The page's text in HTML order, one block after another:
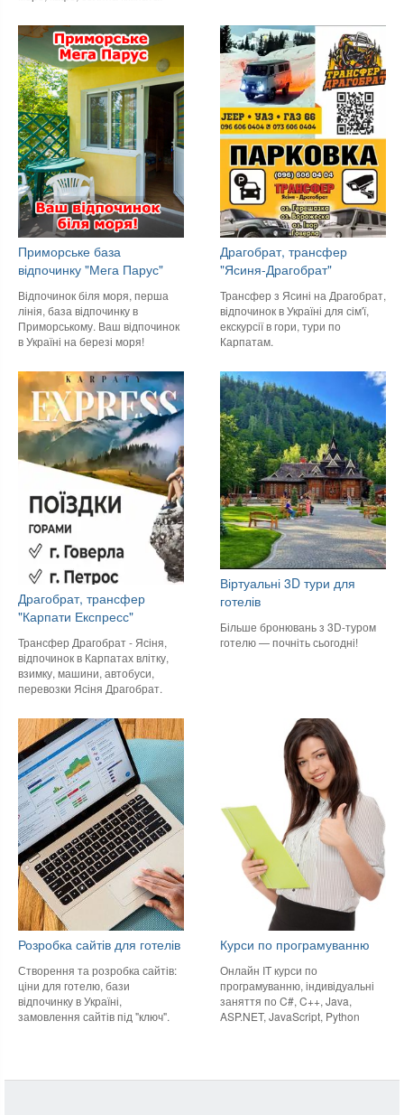
Приморське база
відпочинку "Мега Парус"
Відпочинок біля моря, перша
лінія, база відпочинку в
Приморському. Ваш відпочинок
в Україні на березі моря!
Драгобрат, трансфер
"Ясиня-Драгобрат"
Трансфер з Ясині на Драгобрат,
відпочинок в Україні для сім'ї,
екскурсії в гори, тури по
Карпатам.
Драгобрат, трансфер
"Карпати Експресс"
Трансфер Драгобрат - Ясіня,
відпочинок в Карпатах влітку,
взимку, машини, автобуси,
перевозки Ясіня Драгобрат.
Віртуальні 3D тури для
готелів
Більше бронювань з 3D-туром
готелю — почніть сьогодні!
Розробка сайтів для готелів
Створення та розробка сайтів:
ціни для готелю, бази
відпочинку в Україні,
замовлення сайтів під "ключ".
Курси по програмуванню
Онлайн IT курси по
програмуванню, індивідуальні
заняття по C#, C++, Java,
ASP.NET, JavaScript, Python